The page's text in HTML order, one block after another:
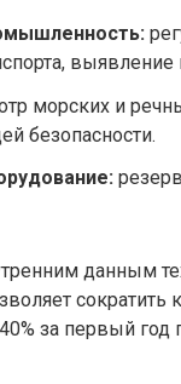
морских и
безопасности.
данным
сократить
за первый год